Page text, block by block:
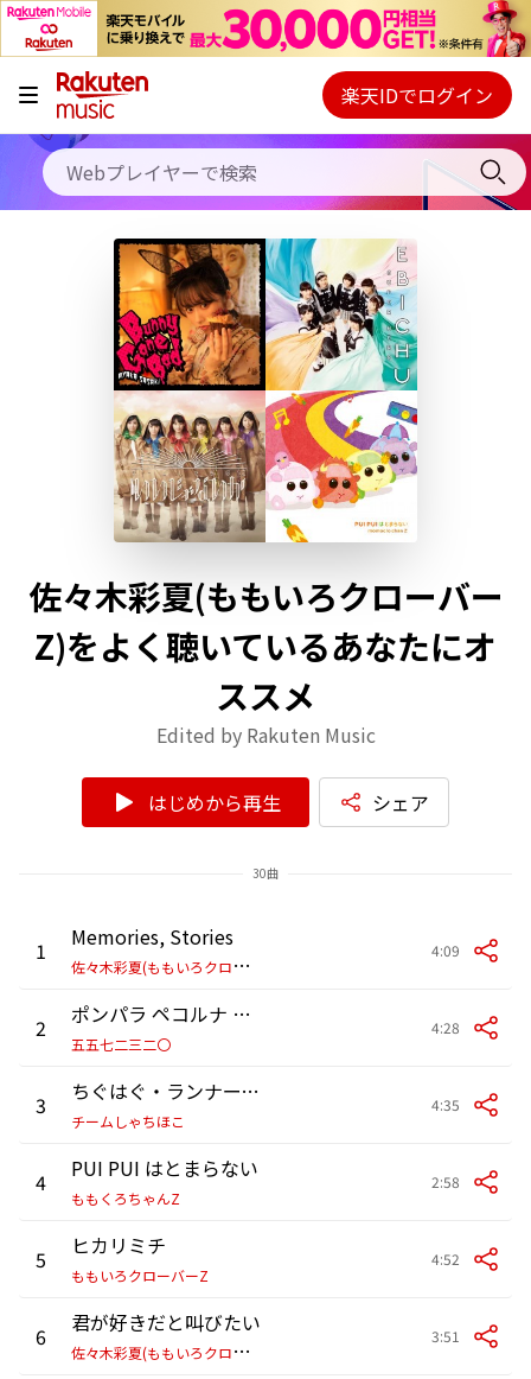
キャンペーン
料金プラン
使い方
初回30日間無料お試し
Webプレイヤー
ご契約内容の確認・変更
楽天IDでログイン
佐々木彩夏(ももいろクローバー
Z)をよく聴いているあなたにオ
ススメ
Edited by Rakuten Music
はじめから再生 シェア
30曲
1
Memories, Stories
佐
々木彩夏(ももいろクローバーZ)
4:09
2 ポンパラ ペコルナ パピヨッタ
五五七二三二〇
4:28
3 ちぐはぐ・ランナーズ・ハイ
チームしゃちほこ
4:35
4 PUI PUI はとまらない
ももくろちゃんZ
2:58
5 ヒカリミチ
ももいろクローバーZ
4:52
6
君が好きだと叫びたい
佐
々木彩夏(ももいろクローバーZ)
3:51